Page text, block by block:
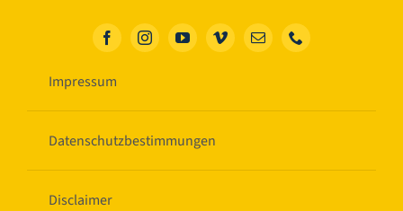
Impressum
Datenschutzbestimmungen
Disclaimer